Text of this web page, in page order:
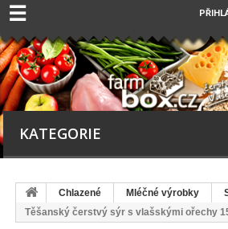
☰
KATEGORIE
Chlazené Mléčné výrobky
Těšanský čerstvý sýr s vlašskými ořechy